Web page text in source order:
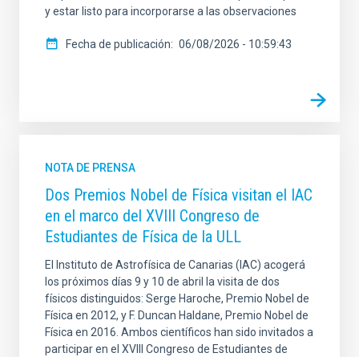
y estar listo para incorporarse a las observaciones
Fecha de publicación 06/08/2026 - 10:59:43
NOTA DE PRENSA
Dos Premios Nobel de Física visitan el IAC
en el marco del XVIII Congreso de
Estudiantes de Física de la ULL
El Instituto de Astrofísica de Canarias (IAC) acogerá
los próximos días 9 y 10 de abril la visita de dos
físicos distinguidos: Serge Haroche, Premio Nobel de
Física en 2012, y F. Duncan Haldane, Premio Nobel de
Física en 2016. Ambos científicos han sido invitados a
participar en el XVIII Congreso de Estudiantes de